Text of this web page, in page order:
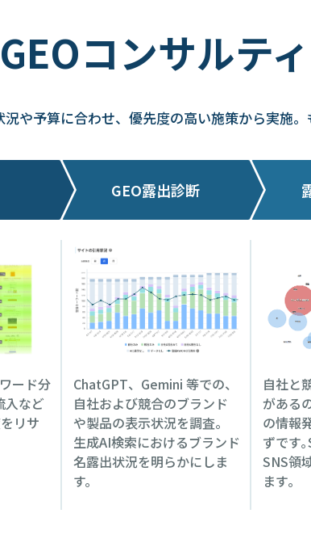
GEOコンサルテ
況や予算に合わせ、優先度の高い施策から実施。
ード分
入など
リサ
GEO露出診断
ChatGPT、Gemini 等での、
自社および競合のブランド
や製品の表示状況を調査。
生成AI検索におけるブランド
名露出状況を明らかにしま
す。
自社と
がある
の情報
ずです
SNS領
ます｡